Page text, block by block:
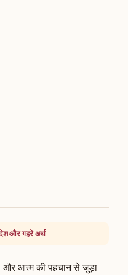
और गहरे अर्थ
और आत्म की पहचान से जुड़ा